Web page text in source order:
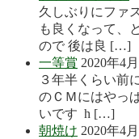
久しぶりにファ
も良くなって、
ので 後は良 […]
一等賞 2020年4
３年半くらい前
のＣＭにはやっ
いです h […]
朝焼け 2020年4